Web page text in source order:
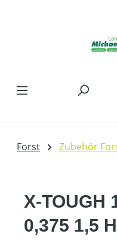
Forst Zubehör
X-TOUGH
0,375 1,5